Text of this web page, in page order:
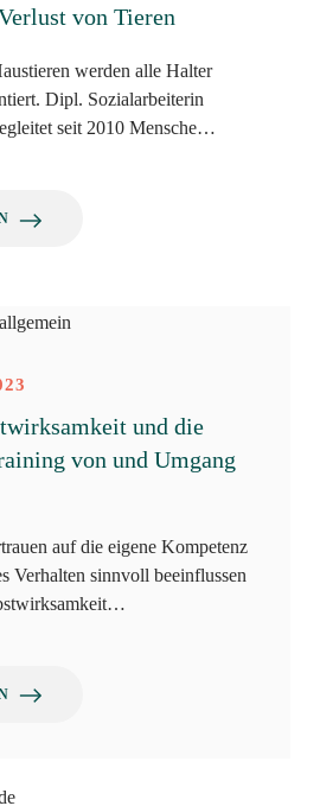
von Tieren
werden alle Halter
Dipl. Sozialarbeiterin
seit 2010 Mensche…
und die
von und Umgang
auf die eigene Kompetenz
Verhalten sinnvoll beeinflussen